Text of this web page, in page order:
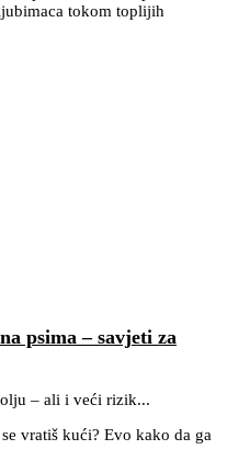
psima – savjeti za
– ali i veći rizik...